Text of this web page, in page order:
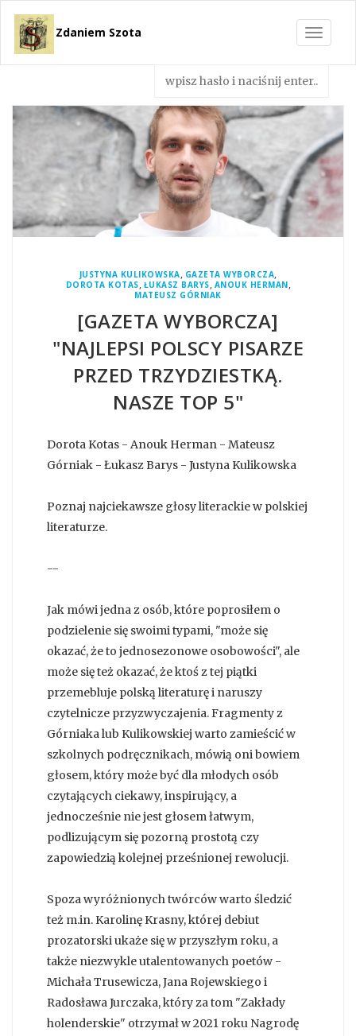
Toggle
Zdaniem Szota
JUSTYNA KULIKOWSKA, GAZETA WYBORCZA,
DOROTA KOTAS, ŁUKASZ BARYS, ANOUK HERMAN,
MATEUSZ GÓRNIAK
[GAZETA WYBORCZA]
"NAJLEPSI POLSCY PISARZE
PRZED TRZYDZIESTKĄ.
NASZE TOP 5"
Dorota Kotas - Anouk Herman - Mateusz
Górniak - Łukasz Barys - Justyna Kulikowska
Poznaj najciekawsze głosy literackie w polskiej
literaturze.
--
Jak mówi jedna z osób, które poprosiłem o
podzielenie się swoimi typami, "może się
okazać, że to jednosezonowe osobowości", ale
może się też okazać, że ktoś z tej piątki
przemebluje polską literaturę i naruszy
czytelnicze przyzwyczajenia. Fragmenty z
Górniaka lub Kulikowskiej warto zamieścić w
szkolnych podręcznikach, mówią oni bowiem
głosem, który może być dla młodych osób
czytających ciekawy, inspirujący, a
jednocześnie nie jest głosem łatwym,
podlizującym się pozorną prostotą czy
zapowiedzią kolejnej prześnionej rewolucji.
Spoza wyróżnionych twórców warto śledzić
też m.in. Karolinę Krasny, której debiut
prozatorski ukaże się w przyszłym roku, a
także niezwykle utalentowanych poetów -
Michała Trusewicza, Jana Rojewskiego i
Radosława Jurczaka, który za tom "Zakłady
holenderskie" otrzymał w 2021 roku Nagrodę